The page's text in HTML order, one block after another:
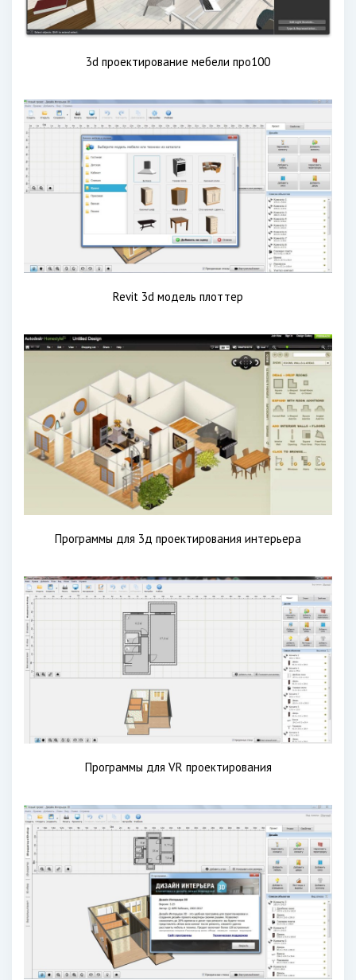
3d проектирование мебели про100
Revit 3d модель плоттер
Программы для 3д проектирования интерьера
Программы для VR проектирования